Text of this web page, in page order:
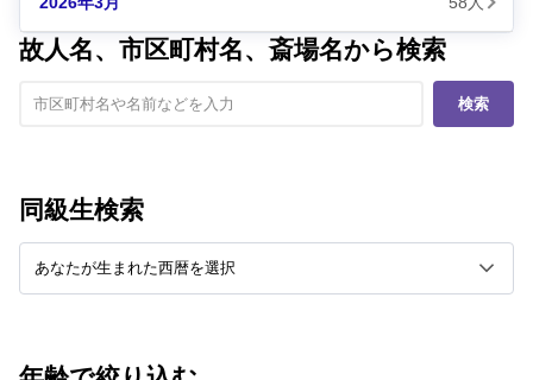
故人名、市区町村名、斎場名から検索
検索
同級生検索